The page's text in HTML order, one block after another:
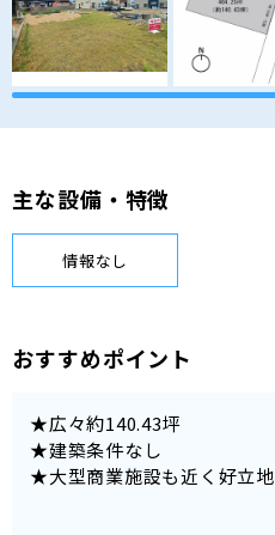
主な設備・特徴
情報なし
おすすめポイント
★広々約140.43坪
★建築条件なし
★大型商業施設も近く好立地